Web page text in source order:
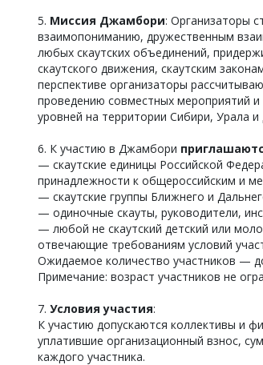
5. Миссия Джамбори: Организаторы
взаимопониманию, дружественным
любых скаутских объединений,
скаутского движения, скаутским
перспективе организаторы
проведению совместных мероприятий
уровней на территории Сибири, Урала
6. К участию в Джамбори
— скаутские единицы Российской
принадлежности к общероссийским и
— скаутские группы Ближнего и
— одиночные скауты, руководители,
— любой не скаутский детский или
отвечающие требованиям условий
Ожидаемое количество участников —
Примечание: возраст участников не
7. Условия участия:
К участию допускаются коллективы и
уплатившие организационный взнос,
каждого участника.